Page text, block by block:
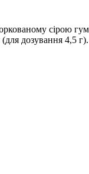
сірою
дозування 4,5 г).